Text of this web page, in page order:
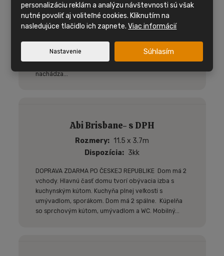
Rozmery
8.9 x 3.1m
DOPRAVA ZDARMA PO CELEJ ČESKEJ REPUBLIKE :)
obývacia izba s kuchynským kútom. Kuchyňa plnej
veľkosti s umývadlom a sporákom. Dom má 2
spálne. V poslednej rade sa v mobilnom dome
nachádza...
Abi Brisbane- s DPH
Rozmery
11.5 x 3.7m
Dispozícia
3kk
DOPRAVA ZDARMA PO ČESKEJ REPUBLIKE Dom má 2
vchody. Hlavnú časť domu tvorí obývacia izba s
kuchynským kútom. Kuchyňa plnej veľkosti s
umývadlom, sporákom. Dom má 2 spálne. Kúpelňa
so sprchovým kútom, umývadlom a WC. Mobilný...
personalizáciu reklám a analýzu návštevnosti sú však
nutné povoliť aj voliteľné cookies. Kliknutím na
nasledujúce tlačidlo ich zapnete.Viac informácií
Nastavenie Súhlasím